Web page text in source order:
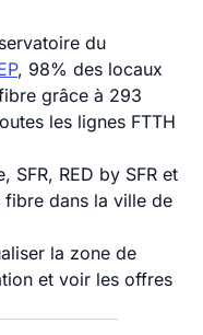
du
, 98% des locaux
grâce à 293
les lignes FTTH
SFR, RED by SFR et
fibre dans la ville de
la zone de
et voir les offres